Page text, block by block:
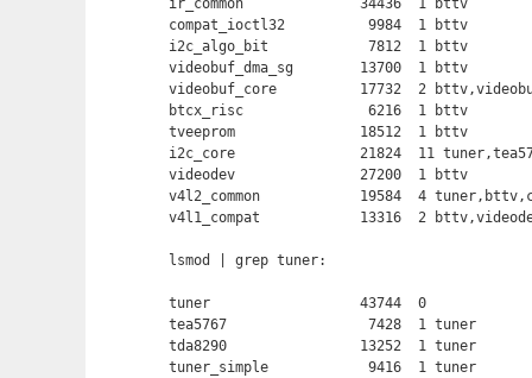
ir_common              34436  1 bttv
compat_ioctl32          9984  1 bttv
i2c_algo_bit            7812  1 bttv
videobuf_dma_sg        13700  1 bttv
videobuf_core          17732  2
btcx_risc               6216  1 bttv
tveeprom               18512  1 bttv
i2c_core               21824  11
videodev               27200  1 bttv
v4l2_common            19584  4
v4l1_compat            13316  2
lsmod | grep tuner:
tuner                  43744  0
tea5767                 7428  1 tuner
tda8290                13252  1 tuner
tuner_simple            9416  1 tuner